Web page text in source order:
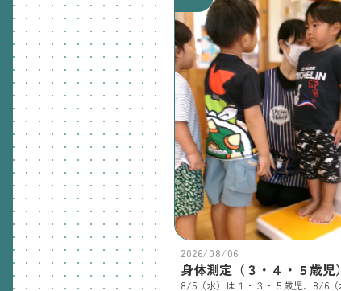
2026/08/06
身体測定（３・４・５歳児）